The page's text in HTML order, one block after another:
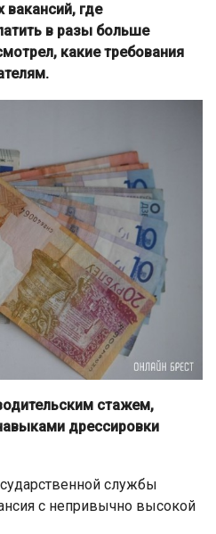
где
в разы больше
какие требования
стажем,
дрессировки
службы
с непривычно высокой